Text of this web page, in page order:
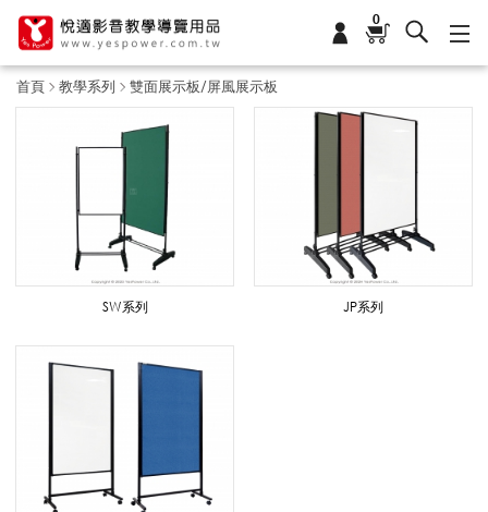
0
首頁 教學系列 雙面展示板/屏風展示板
展
示
SW系列 JP系列